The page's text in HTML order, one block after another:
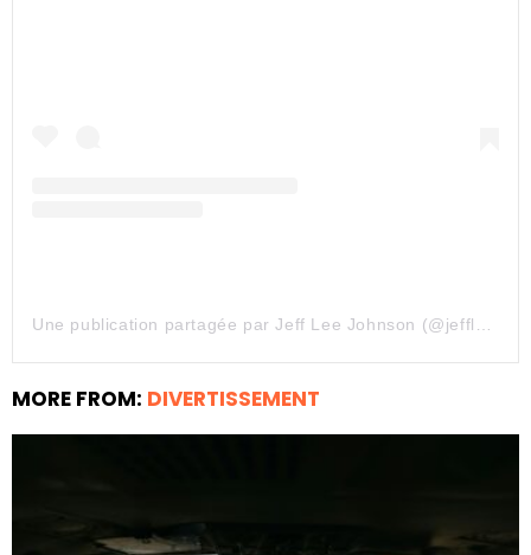
Une publication partagée par Jeff Lee Johnson (@jeffleejohnsonillustration)
MORE FROM: DIVERTISSEMENT